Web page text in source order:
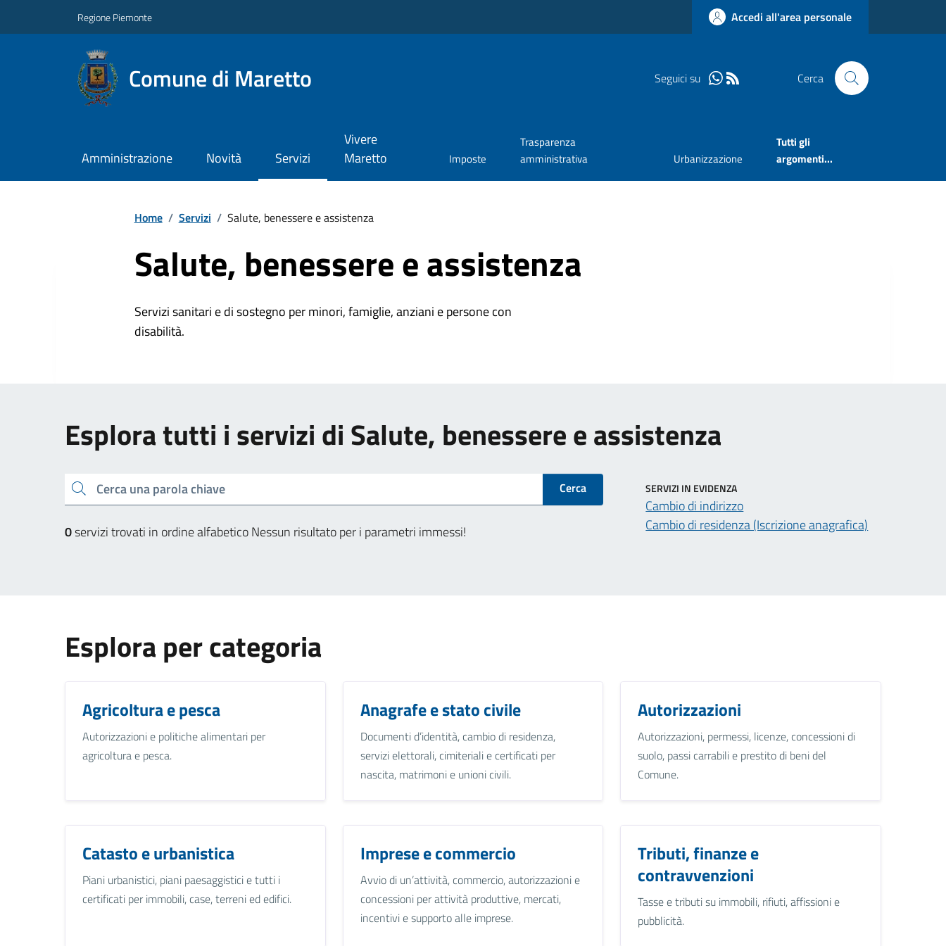
Regione Piemonte Accedi all'area personale
Comune di Maretto Seguici su Cerca
Amministrazione Novità Servizi
Vivere
Maretto
Imposte
Trasparenza
amministrativa
Urbanizzazione
Tutti gli
argomenti...
Home / Servizi / Salute, benessere e assistenza
Salute, benessere e assistenza
Servizi sanitari e di sostegno per minori, famiglie, anziani e persone con
disabilità.
Esplora tutti i servizi di Salute, benessere e assistenza
Cerca una parola chiave Cerca
0servizi trovati in ordine alfabeticoNessun risultato per i parametri immessi!
SERVIZI IN EVIDENZA
Cambio di indirizzo
Cambio di residenza (Iscrizione anagrafica)
Esplora per categoria
Agricoltura e pesca
Autorizzazioni e politiche alimentari per
agricoltura e pesca.
Anagrafe e stato civile
Documenti d’identità, cambio di residenza,
servizi elettorali, cimiteriali e certificati per
nascita, matrimoni e unioni civili.
Autorizzazioni
Autorizzazioni, permessi, licenze, concessioni di
suolo, passi carrabili e prestito di beni del
Comune.
Catasto e urbanistica
Piani urbanistici, piani paesaggistici e tutti i
certificati per immobili, case, terreni ed edifici.
Imprese e commercio
Avvio di un’attività, commercio, autorizzazioni e
concessioni per attività produttive, mercati,
incentivi e supporto alle imprese.
Tributi, finanze e
contravvenzioni
Tasse e tributi su immobili, rifiuti, affissioni e
pubblicità.